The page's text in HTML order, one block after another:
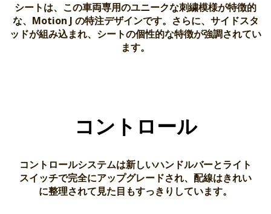
シートは、この車両専用のユニークな刺繍模様が特徴的
な、Motion J の特注デザインです。さらに、サイドスタ
ッドが組み込まれ、シートの個性的な特徴が強調されてい
ます。
コントロール
コントロールシステムは新しいハンドルバーとライト
スイッチで完全にアップグレードされ、配線はきれい
に整理されて見た目もすっきりしています。